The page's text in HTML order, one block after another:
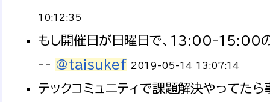
10:12:35
もし開催日が日曜日で、13:00-15:00
-- @taisukef 2019-05-14 13:07:14
テックコミュニティで課題解決やってた